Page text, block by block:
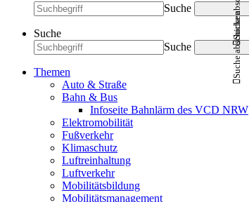
Suche
Suche
Suche
Suche abschicken
Themen
Auto & Straße
Bahn & Bus
Infoseite Bahnlärm des VCD NRW
Elektromobilität
Fußverkehr
Klimaschutz
Luftreinhaltung
Luftverkehr
Mobilitätsbildung
Mobilitätsmanagement